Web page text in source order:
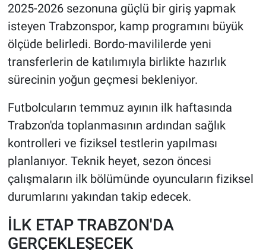
2025-2026 sezonuna güçlü bir giriş yapmak
isteyen Trabzonspor, kamp programını büyük
ölçüde belirledi. Bordo-mavililerde yeni
transferlerin de katılımıyla birlikte hazırlık
sürecinin yoğun geçmesi bekleniyor.
Futbolcuların temmuz ayının ilk haftasında
Trabzon'da toplanmasının ardından sağlık
kontrolleri ve fiziksel testlerin yapılması
planlanıyor. Teknik heyet, sezon öncesi
çalışmaların ilk bölümünde oyuncuların fiziksel
durumlarını yakından takip edecek.
İLK ETAP TRABZON'DA
GERÇEKLEŞECEK